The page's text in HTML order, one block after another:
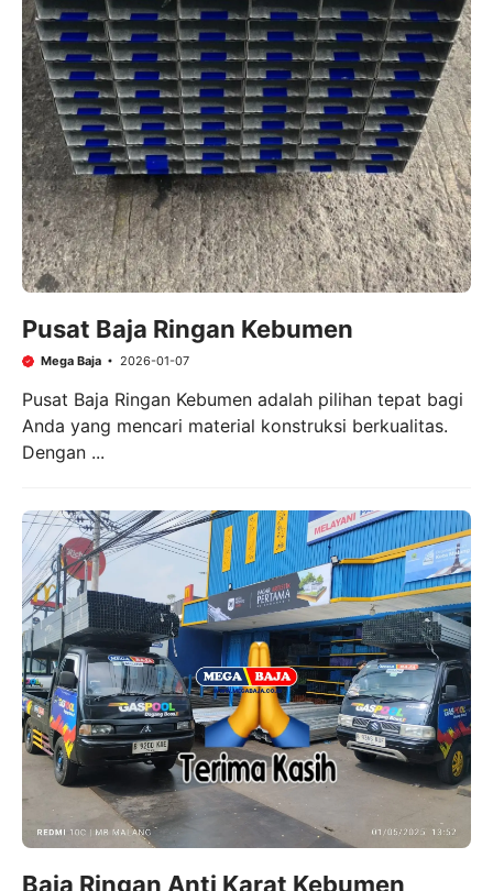
Pusat Baja Ringan Kebumen
Mega Baja 2026-01-07
Pusat Baja Ringan Kebumen adalah pilihan tepat bagi
Anda yang mencari material konstruksi berkualitas.
Dengan ...
Baja Ringan Anti Karat Kebumen